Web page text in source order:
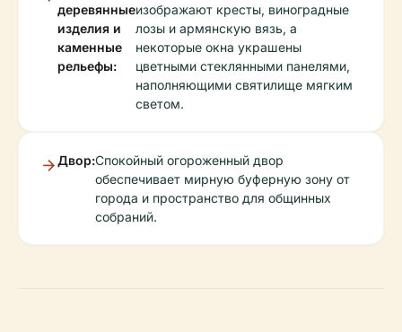
деревянные
изделия и
каменные
рельефы:
изображают кресты, виноградные
лозы и армянскую вязь, а
некоторые окна украшены
цветными стеклянными панелями,
наполняющими святилище мягким
светом.
Двор:Спокойный огороженный двор
обеспечивает мирную буферную зону от
города и пространство для общинных
собраний.